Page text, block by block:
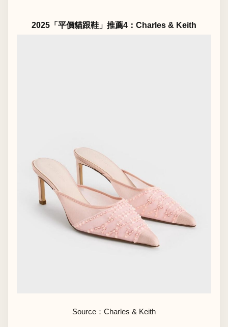
2025「平價貓跟鞋」推薦4：Charles & Keith
Source：Charles & Keith